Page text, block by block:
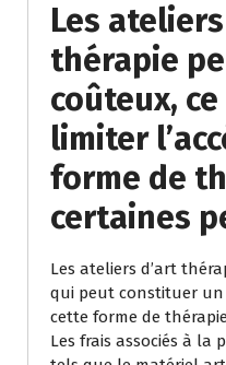
Les
thérapie
coûteux,
limiter
forme de
certaines
Les ateliers d’art
qui peut constituer un
cette forme de
Les frais associés à la